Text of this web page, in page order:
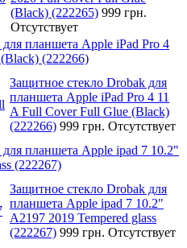
(Black) (222265) 999 грн.
Отсутствует
планшета Apple iPad Pro 4
(222266)
Защитное стекло Drobak для
планшета Apple iPad Pro 4 11
A Full Cover Full Glue (Black)
(222266) 999 грн. Отсутствует
планшета Apple ipad 7 10.2"
(222267)
Защитное стекло Drobak для
планшета Apple ipad 7 10.2"
A2197 2019 Tempered glass
(222267) 999 грн. Отсутствует